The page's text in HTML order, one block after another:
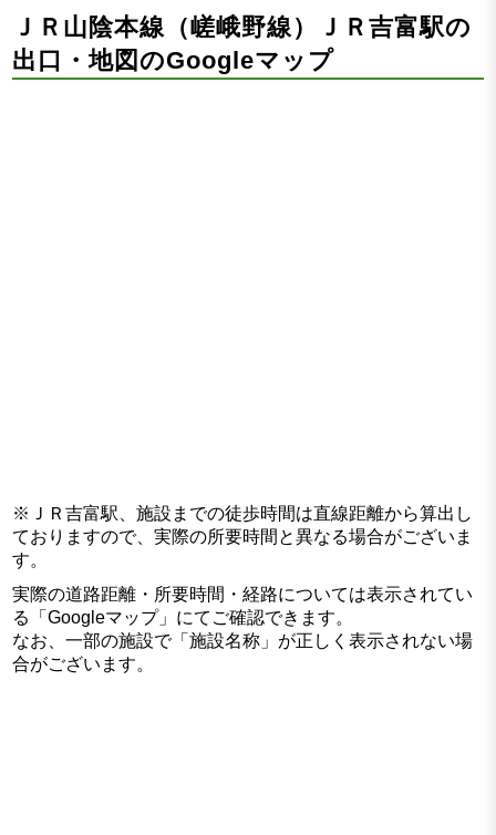
ＪＲ山陰本線（嵯峨野線）ＪＲ吉富駅の
出口・地図のGoogleマップ
※ＪＲ吉富駅、施設までの徒歩時間は直線距離から算出し
ておりますので、実際の所要時間と異なる場合がございま
す。
実際の道路距離・所要時間・経路については表示されてい
る「Googleマップ」にてご確認できます。
なお、一部の施設で「施設名称」が正しく表示されない場
合がございます。